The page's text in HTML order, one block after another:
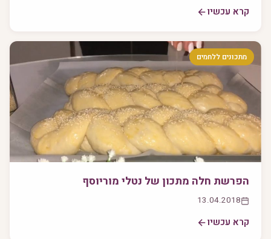
קרא עכשיו
מתכונים ללחמים
הפרשת חלה מתכון של נטלי מוריוסף
13.04.2018
קרא עכשיו